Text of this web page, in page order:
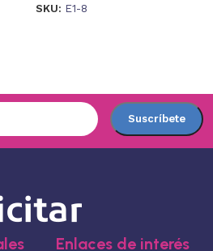
SKU: E1-8
Enlaces de interés